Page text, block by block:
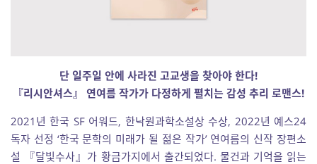
단 일주일 안에 사라진 고교생을 찾아야 한다!
『리시안셔스』 연여름 작가가 다정하게 펼치는 감성 추리 로맨스!
2021년 한국 SF 어워드, 한낙원과학소설상 수상, 2022년 예스24
독자 선정 ‘한국 문학의 미래가 될 젊은 작가’ 연여름의 신작 장편소
설 『달빛수사』가 황금가지에서 출간되었다. 물건과 기억을 읽는